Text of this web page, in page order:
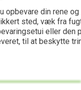
opbevare din rene og
sted, væk fra
eller den
til at beskytte